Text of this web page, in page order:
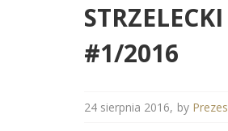
STRZELECKI
#1/2016
24 sierpnia 2016 by Prezes